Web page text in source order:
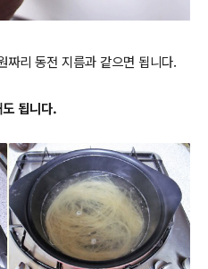
리 동전 지름과 같으면 됩니다.
됩니다.